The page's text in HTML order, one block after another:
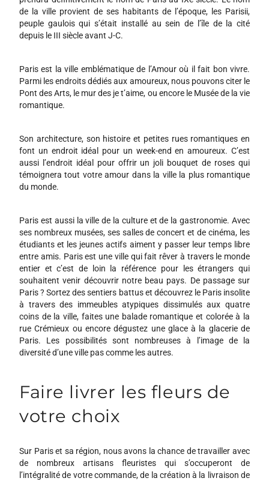
de la ville provient de ses habitants de l’époque, les Parisii,
peuple gaulois qui s’était installé au sein de l’île de la cité
depuis le III siècle avant J-C.
Paris est la ville emblématique de l’Amour où il fait bon vivre.
Parmi les endroits dédiés aux amoureux, nous pouvons citer le
Pont des Arts, le mur des je t’aime, ou encore le Musée de la vie
romantique.
Son architecture, son histoire et petites rues romantiques en
font un endroit idéal pour un week-end en amoureux. C’est
aussi l’endroit idéal pour offrir un joli bouquet de roses qui
témoignera tout votre amour dans la ville la plus romantique
du monde.
Paris est aussi la ville de la culture et de la gastronomie. Avec
ses nombreux musées, ses salles de concert et de cinéma, les
étudiants et les jeunes actifs aiment y passer leur temps libre
entre amis. Paris est une ville qui fait rêver à travers le monde
entier et c’est de loin la référence pour les étrangers qui
souhaitent venir découvrir notre beau pays. De passage sur
Paris ? Sortez des sentiers battus et découvrez le Paris insolite
à travers des immeubles atypiques dissimulés aux quatre
coins de la ville, faites une balade romantique et colorée à la
rue Crémieux ou encore dégustez une glace à la glacerie de
Paris. Les possibilités sont nombreuses à l’image de la
diversité d’une ville pas comme les autres.
Faire livrer les fleurs de
votre choix
Sur Paris et sa région, nous avons la chance de travailler avec
de nombreux artisans fleuristes qui s’occuperont de
l’intégralité de votre commande, de la création à la livraison de